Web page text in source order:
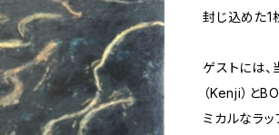
封じ込めた1
ゲストには
（Kenji）と
ミカルなラ